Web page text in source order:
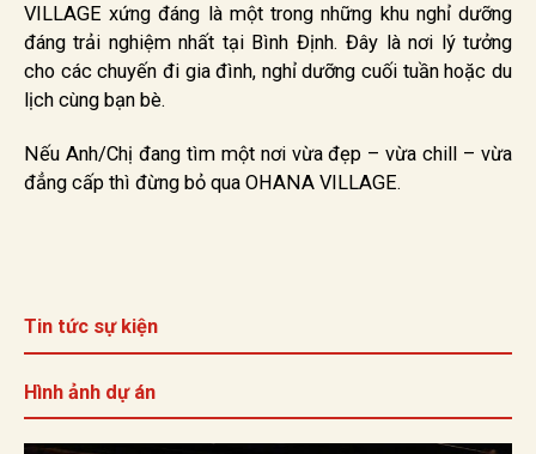
VILLAGE xứng đáng là một trong những khu nghỉ dưỡng
đáng trải nghiệm nhất tại Bình Định. Đây là nơi lý tưởng
cho các chuyến đi gia đình, nghỉ dưỡng cuối tuần hoặc du
lịch cùng bạn bè.
Nếu Anh/Chị đang tìm một nơi vừa đẹp – vừa chill – vừa
đẳng cấp thì đừng bỏ qua OHANA VILLAGE.
Tin tức sự kiện
Hình ảnh dự án